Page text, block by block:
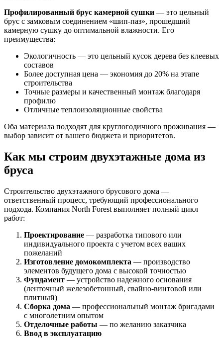
Профилированный брус камерной сушки — это цельный
брус с замковым соединением «шип-паз», прошедший
камерную сушку до оптимальной влажности. Его
преимущества:
Экологичность — это цельный кусок дерева без клеевых
составов
Более доступная цена — экономия до 20% на этапе
строительства
Точные размеры и качественный монтаж благодаря
профилю
Отличные теплоизоляционные свойства
Оба материала подходят для круглогодичного проживания —
выбор зависит от вашего бюджета и приоритетов.
Как мы строим двухэтажные дома из
бруса
Строительство двухэтажного брусового дома —
ответственный процесс, требующий профессионального
подхода. Компания North Forest выполняет полный цикл
работ:
Проектирование — разработка типового или
индивидуального проекта с учетом всех ваших
пожеланий
Изготовление домокомплекта — производство
элементов будущего дома с высокой точностью
Фундамент — устройство надежного основания
(ленточный железобетонный, свайно-винтовой или
плитный)
Сборка дома — профессиональный монтаж бригадами
с многолетним опытом
Отделочные работы — по желанию заказчика
Ввод в эксплуатацию